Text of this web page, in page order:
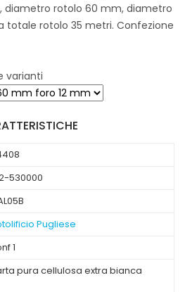
diametro rotolo 60 mm, diametro
totale rotolo 35 metri. Confezione
varianti
530000
Pugliese
1
pura cellulosa extra bianca